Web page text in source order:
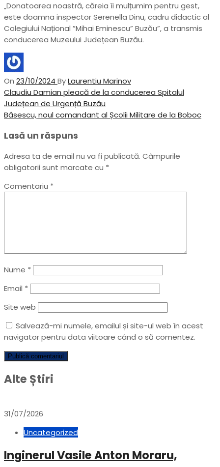
„Donatoarea noastră, căreia îi mulțumim pentru gest,
este doamna inspector Serenella Dinu, cadru didactic al
Colegiului Național ”Mihai Eminescu” Buzău”, a transmis
conducerea Muzeului Județean Buzău.
On 23/10/2024 ByLaurentiu Marinov
Navigare
în
articole
Previous
Post
Claudiu Damian pleacă de la conducerea Spitalul
Județean de Urgență Buzău
Next
Băsescu, noul comandant al Școlii Militare de la Boboc
Lasă un răspuns
Adresa ta de email nu va fi publicată. Câmpurile
obligatorii sunt marcate cu *
Comentariu *
Nume *
Email *
Site web
Salvează-mi numele, emailul și site-ul web în acest
navigator pentru data viitoare când o să comentez.
Alte Știri
31/07/2026
Uncategorized
Inginerul Vasile Anton Moraru,